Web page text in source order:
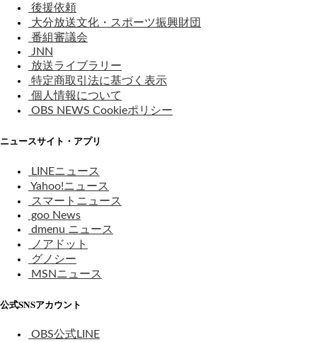
後援依頼
大分放送文化・スポーツ振興財団
番組審議会
JNN
放送ライブラリー
特定商取引法に基づく表示
個人情報について
OBS NEWS Cookieポリシー
ニュースサイト・アプリ
LINEニュース
Yahoo!ニュース
スマートニュース
goo News
dmenu ニュース
ノアドット
グノシー
MSNニュース
公式SNSアカウント
OBS公式LINE